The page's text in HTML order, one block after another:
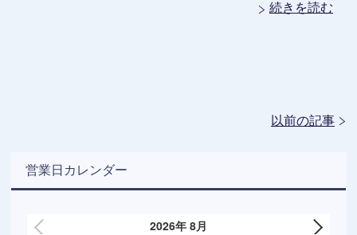
続きを読む
以前の記事
営業日カレンダー
2026年 8月